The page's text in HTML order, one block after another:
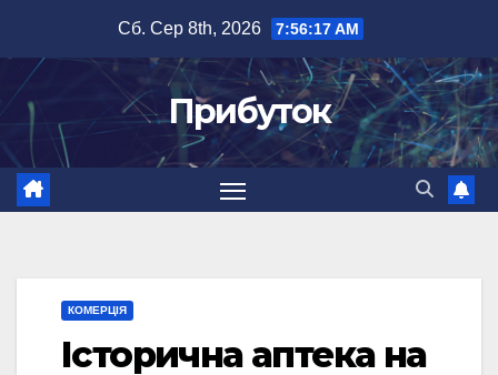
вмісту
Сб. Сер 8th, 2026 7:56:18 AM
Прибуток
КОМЕРЦІЯ
Історична аптека на